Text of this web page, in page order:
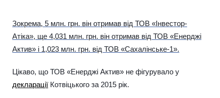
Зокрема, 5 млн. грн. він отримав від ТОВ «Інвестор-
Атіка», ще 4,031 млн. грн. він отримав від ТОВ «Енерджі
Актив» і 1,023 млн. грн. від ТОВ «Сахалінське-1».
Цікаво, що ТОВ «Енерджі Актив» не фігурувало у
декларації Котвіцького за 2015 рік.